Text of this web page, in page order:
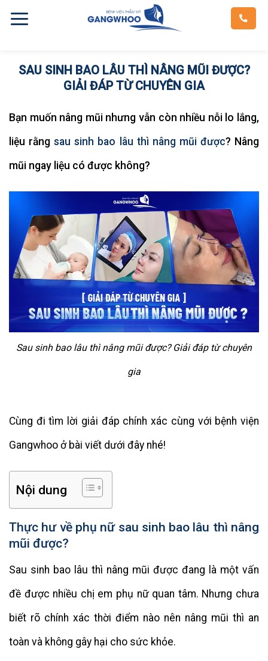
SAU SINH BAO LÂU THÌ NÂNG MŨI ĐƯỢC?
GIẢI ĐÁP TỪ CHUYÊN GIA
Bạn muốn nâng mũi nhưng vẫn còn nhiều nỗi lo lắng,
liệu rằngsau sinh bao lâu thì nâng mũi được? Nâng
mũi ngay liệu có được không?
Sau sinh bao lâu thì nâng mũi được? Giải đáp từ chuyên
gia
Cùng đi tìm lời giải đáp chính xác cùng với bệnh viện
Gangwhoo ở bài viết dưới đây nhé!
Nội dung
Thực hư về phụ nữ sau sinh bao lâu thì nâng
mũi được?
Sau sinh bao lâu thì nâng mũi được đang là một vấn
đề được nhiều chị em phụ nữ quan tâm. Nhưng chưa
biết rõ chính xác thời điểm nào nên nâng mũi thì an
toàn và không gây hại cho sức khỏe.